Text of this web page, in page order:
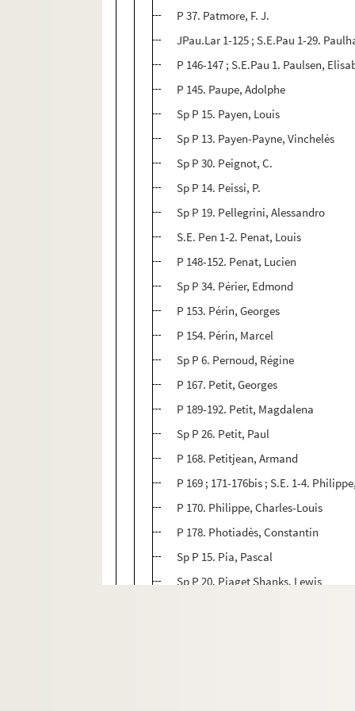
P 37. Patmore, F. J.
JPau.Lar 1-125 ; S.E.Pau 1-29.
P 146-147 ; S.E.Pau 1. Paulsen,
P 145. Paupe, Adolphe
Sp P 15. Payen, Louis
Sp P 13. Payen-Payne, Vinchelés
Sp P 30. Peignot, C.
Sp P 14. Peissi, P.
Sp P 19. Pellegrini, Alessandro
S.E. Pen 1-2. Penat, Louis
P 148-152. Penat, Lucien
Sp P 34. Périer, Edmond
P 153. Périn, Georges
P 154. Périn, Marcel
Sp P 6. Pernoud, Régine
P 167. Petit, Georges
P 189-192. Petit, Magdalena
Sp P 26. Petit, Paul
P 168. Petitjean, Armand
P 169 ; 171-176bis ; S.E. 1-4.
P 170. Philippe, Charles-Louis
P 178. Photiadès, Constantin
Sp P 15. Pia, Pascal
Sp P 20. Piaget Shanks, Lewis